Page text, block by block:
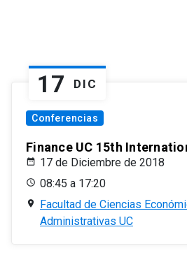
17 DIC
Conferencias
Finance UC 15th
17 de Diciembre de 2018
08:45 a 17:20
Facultad de Ciencias
Administrativas UC